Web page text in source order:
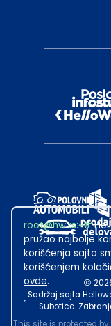
Sadržaj sajta
Subotica.
root@hw.rs:~#
pružao najbolje
korišćenja sajta
korišćenjem
ovde.